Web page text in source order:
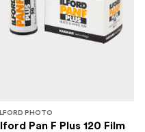
ILFORD PHOTO
Ilford Pan F Plus 120 Film